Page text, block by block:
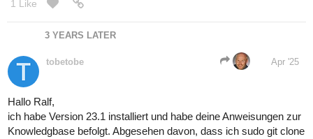
1 Like
3 YEARS LATER
tobetobe Apr '25
Hallo Ralf,
ich habe Version 23.1 installiert und habe deine Anweisungen zur
Knowledgbase befolgt. Abgesehen davon, dass ich sudo git clone